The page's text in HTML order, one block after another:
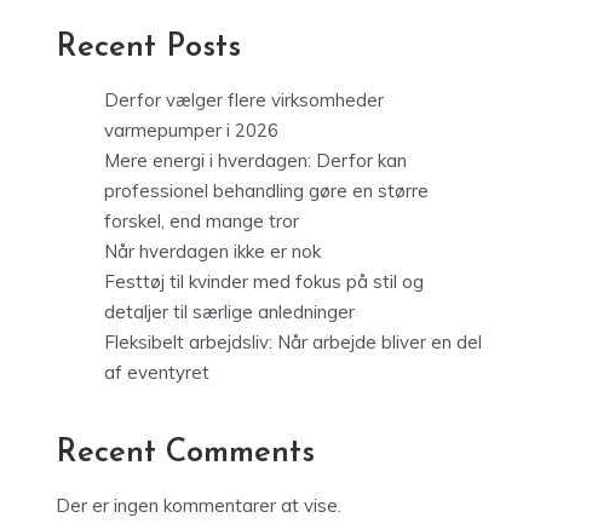
Recent Posts
Derfor vælger flere virksomheder
varmepumper i 2026
Mere energi i hverdagen: Derfor kan
professionel behandling gøre en større
forskel, end mange tror
Når hverdagen ikke er nok
Festtøj til kvinder med fokus på stil og
detaljer til særlige anledninger
Fleksibelt arbejdsliv: Når arbejde bliver en del
af eventyret
Recent Comments
Der er ingen kommentarer at vise.